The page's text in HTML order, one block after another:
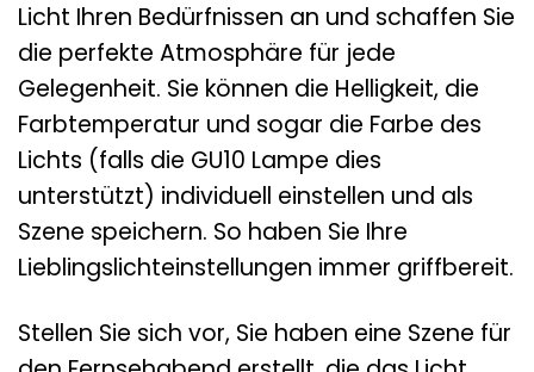
Licht Ihren Bedürfnissen an und schaffen Sie
die perfekte Atmosphäre für jede
Gelegenheit. Sie können die Helligkeit, die
Farbtemperatur und sogar die Farbe des
Lichts (falls die GU10 Lampe dies
unterstützt) individuell einstellen und als
Szene speichern. So haben Sie Ihre
Lieblingslichteinstellungen immer griffbereit.
Stellen Sie sich vor, Sie haben eine Szene für